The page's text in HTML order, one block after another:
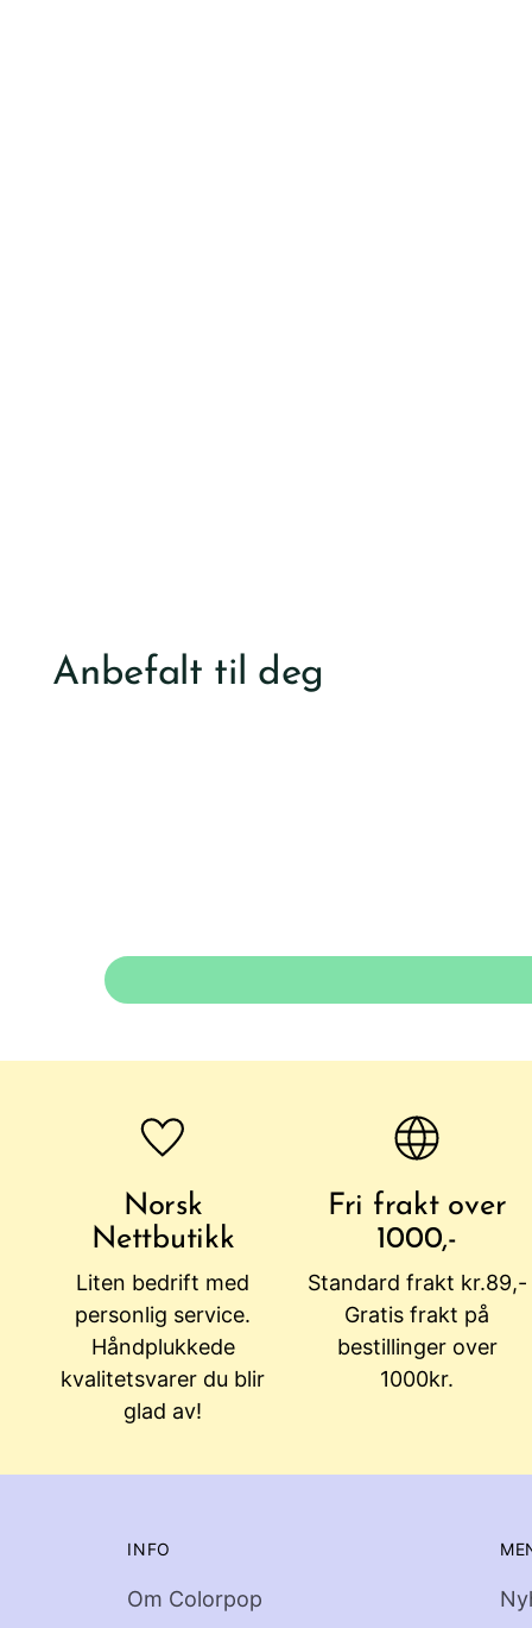
Anbefalt til deg
Norsk
Nettbutikk
Liten bedrift med
personlig service.
Håndplukkede
kvalitetsvarer du blir
glad av!
Fri frakt over
1000,-
Standard frakt kr.89,-
Gratis frakt på
bestillinger over
1000kr.
INFO
Om Colorpop